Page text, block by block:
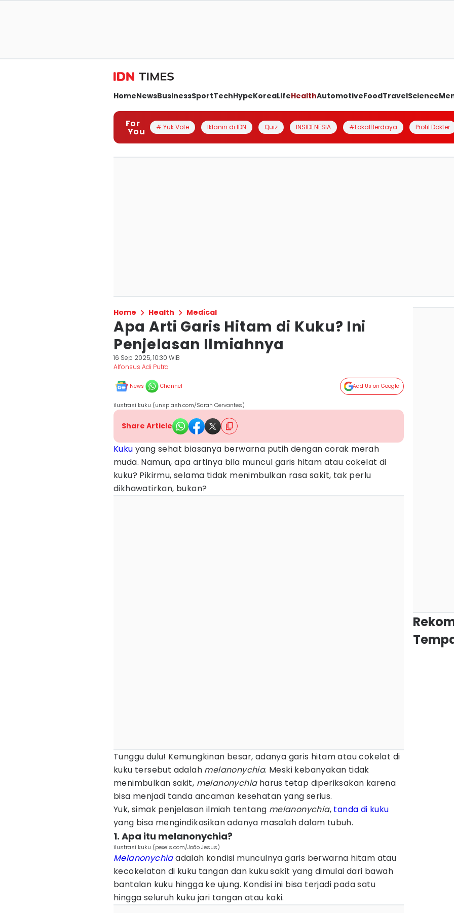
HomeNewsBusinessSportTechHypeKoreaLifeHealthAutomotiveFoodTravelScience
For
You # Yuk Vote Iklanin di IDN Quiz INSIDENESIA #LokalBerdaya Profil Dokter
Home Health Medical
Apa Arti Garis Hitam di Kuku? Ini
Penjelasan Ilmiahnya
16 Sep 2025, 10:30 WIB
Alfonsus Adi Putra
News Channel Add Us on Google
ilustrasi kuku (unsplash.com/Sarah Cervantes)
Share Article
Kuku yang sehat biasanya berwarna putih dengan corak merah
muda. Namun, apa artinya bila muncul garis hitam atau cokelat di
kuku? Pikirmu, selama tidak menimbulkan rasa sakit, tak perlu
dikhawatirkan, bukan?
Tunggu dulu! Kemungkinan besar, adanya garis hitam atau cokelat di
kuku tersebut adalah melanonychia. Meski kebanyakan tidak
menimbulkan sakit, melanonychiaharus tetap diperiksakan karena
bisa menjadi tanda ancaman kesehatan yang serius.
Yuk, simak penjelasan ilmiah tentang melanonychia, tanda di kuku
yang bisa mengindikasikan adanya masalah dalam tubuh.
1. Apa itu melanonychia?
ilustrasi kuku (pexels.com/João Jesus)
Melanonychiaadalah kondisi munculnya garis berwarna hitam atau
kecokelatan di kuku tangan dan kuku sakit yang dimulai dari bawah
bantalan kuku hingga ke ujung. Kondisi ini bisa terjadi pada satu
hingga seluruh kuku jari tangan atau kaki.